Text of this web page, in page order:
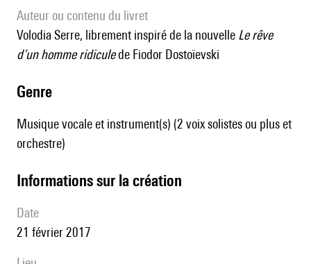
Auteur ou contenu du livret
Volodia Serre, librement inspiré de la nouvelle Le rêve
d’un homme ridiculede Fiodor Dostoïevski
genre
Musique vocale et instrument(s) (2 voix solistes ou plus et
orchestre)
informations sur la création
date
21 février 2017